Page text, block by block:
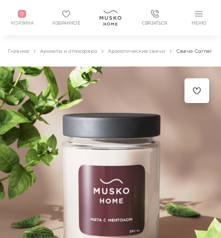
0
КОРЗИНА ИЗБРАННОЕ СВЯЗАТЬСЯ МЕНЮ
Главная Ароматы и атмосфера Ароматические свечи Свеча Carnel